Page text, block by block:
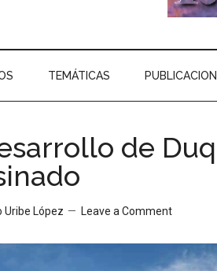
TEMÁTICAS
de
Uribe López Leave a Comment